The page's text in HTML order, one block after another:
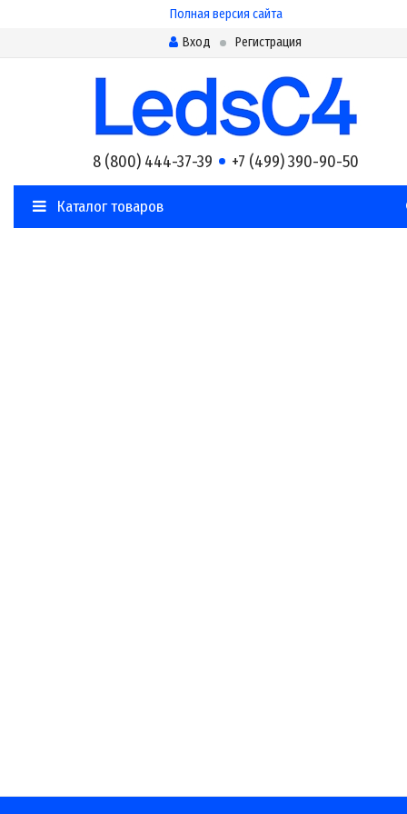
Полная версия сайта
Вход
Регистрация
8 (800) 444-37-39 +7 (499) 390-90-50
Каталог товаров